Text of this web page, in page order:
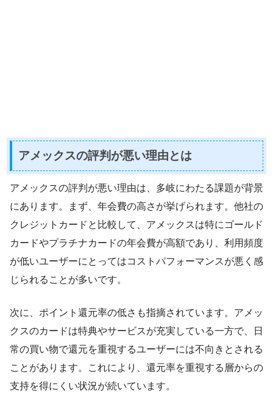
アメックスの評判が悪い理由とは
アメックスの評判が悪い理由は、多岐にわたる課題が背景
にあります。まず、年会費の高さが挙げられます。他社の
クレジットカードと比較して、アメックスは特にゴールド
カードやプラチナカードの年会費が高額であり、利用頻度
が低いユーザーにとってはコストパフォーマンスが悪く感
じられることが多いです。
次に、ポイント還元率の低さも指摘されています。アメッ
クスのカードは特典やサービスが充実している一方で、日
常の買い物で還元を重視するユーザーには不向きとされる
ことがあります。これにより、還元率を重視する層からの
支持を得にくい状況が続いています。